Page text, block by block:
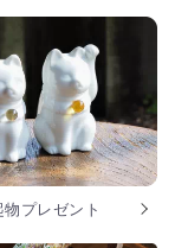
物プレゼント